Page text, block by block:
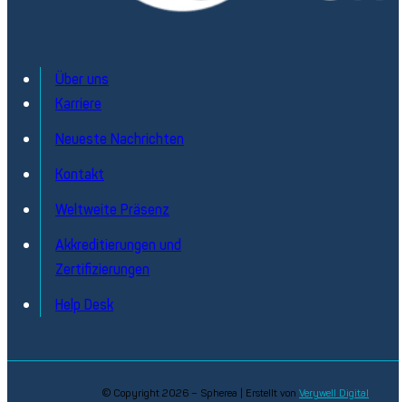
Über uns
Karriere
Neueste Nachrichten
Kontakt
Weltweite Präsenz
Akkreditierungen und
Zertifizierungen
Help Desk
© Copyright 2026 – Spherea | Erstellt von Verywell Digital